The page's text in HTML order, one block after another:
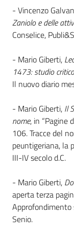
Archivio
storico
Decentrate
Patto
la
lettura
su
- Vincenzo
Zaniolo e delle
Conselice,
- Mario Giberti,
1473: studio
Il nuovo diario
- Mario Giberti, Il
nome, in “Pagine
106. Tracce del
peuntigeriana, la
III-IV secolo d.C.
- Mario Giberti,
aperta terza
Approfondimento
Senio.